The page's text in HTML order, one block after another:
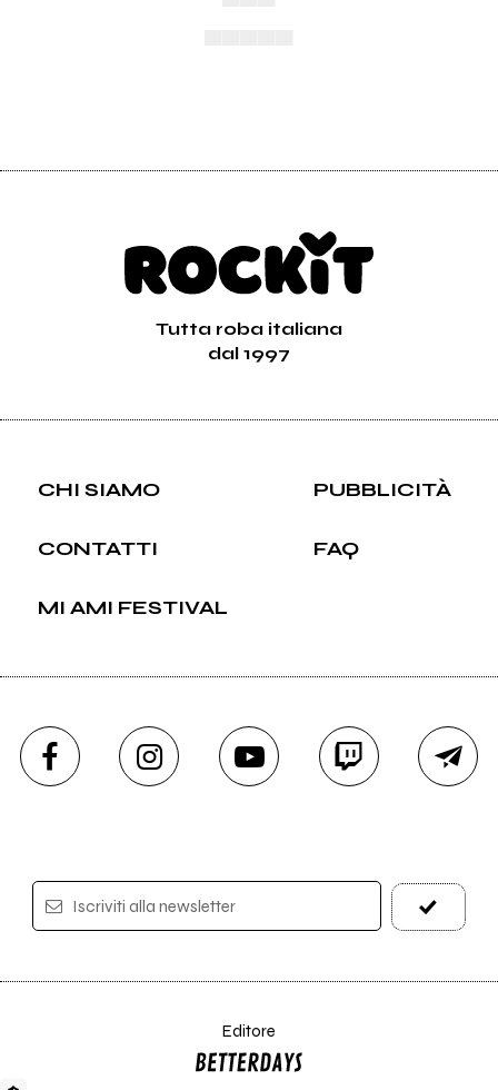
Tutta roba italiana
dal 1997
CHI SIAMO PUBBLICITÀ
CONTATTI FAQ
MI AMI FESTIVAL
Iscriviti alla newsletter
Editore